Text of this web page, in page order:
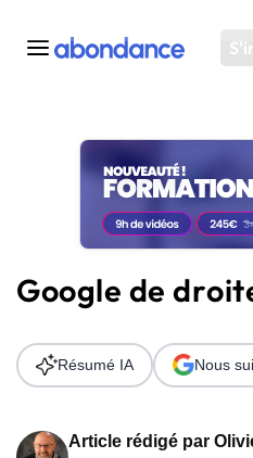
Toutes les actus
Actus SEO
Plateforme
Solutions
Ressources
Audit SEO
Google de
Article rédigé par
Résumé IA Nous